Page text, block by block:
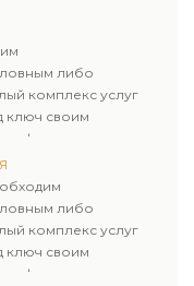
либо
комплекс услуг
ключ своим
физических и
к каждому
либо
комплекс услуг
ключ своим
физических и